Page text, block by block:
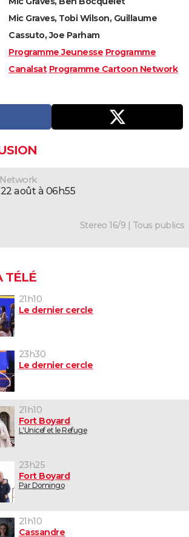
Mic Graves, Tobi Wilson, Guillaume
Cassuto, Joe Parham
Programme Jeunesse Programme
Canalsat Programme Cartoon Network
22 août à 06h55
Stereo 16/9 | Tous publics
TÉLÉ
21h10
Le dernier cercle
23h30
Le dernier cercle
21h10
Fort Boyard
L'Unicef et le Refuge
23h25
Fort Boyard
Par Domingo
21h10
Cassandre